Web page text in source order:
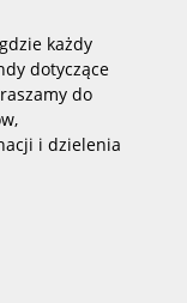
każdy
dotyczące
do
i dzielenia